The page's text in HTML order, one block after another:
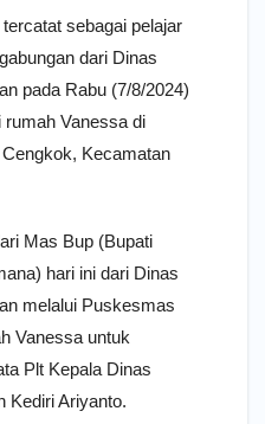
sebagai pelajar
dari Dinas
pada Rabu (7/8/2024)
rumah Vanessa di
Kecamatan
Mas Bup (Bupati
hari ini dari Dinas
melalui Puskesmas
Vanessa untuk
Plt Kepala Dinas
Kediri Ariyanto.